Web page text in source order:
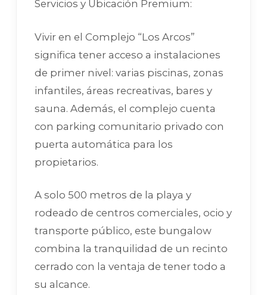
Servicios y Ubicación Premium:
Vivir en el Complejo “Los Arcos”
significa tener acceso a instalaciones
de primer nivel: varias piscinas, zonas
infantiles, áreas recreativas, bares y
sauna. Además, el complejo cuenta
con parking comunitario privado con
puerta automática para los
propietarios.
A solo 500 metros de la playa y
rodeado de centros comerciales, ocio y
transporte público, este bungalow
combina la tranquilidad de un recinto
cerrado con la ventaja de tener todo a
su alcance.